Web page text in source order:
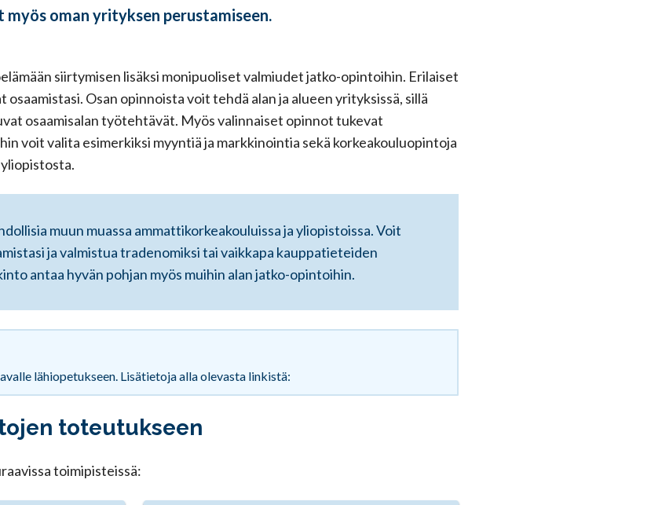
oman yrityksen perustamiseen.
siirtymisen lisäksi monipuoliset valmiudet jatko-opintoihin. Erilaiset
Osan opinnoista voit tehdä alan ja alueen yrityksissä, sillä
osaamisalan työtehtävät. Myös valinnaiset opinnot tukevat
voit valita esimerkiksi myyntiä ja markkinointia sekä korkeakouluopintoja
muun muassa ammattikorkeakouluissa ja yliopistoissa. Voit
ja valmistua tradenomiksi tai vaikkapa kauppatieteiden
antaa hyvän pohjan myös muihin alan jatko-opintoihin.
lähiopetukseen. Lisätietoja alla olevasta linkistä:
toteutukseen
toimipisteissä: